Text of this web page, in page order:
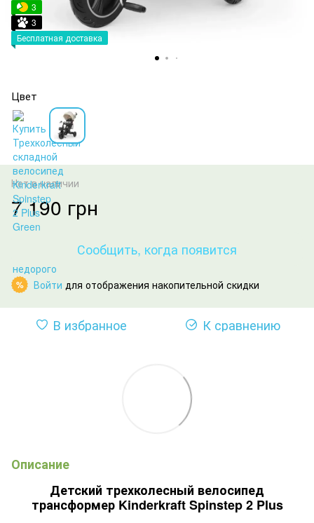
3
3
Бесплатная доставка
Цвет
Нет в наличии
7 190 грн
Сообщить, когда появится
% Войти для отображения накопительной скидки
В избранное К сравнению
Описание
Детский трехколесный велосипед
трансформер Kinderkraft Spinstep 2 Plus